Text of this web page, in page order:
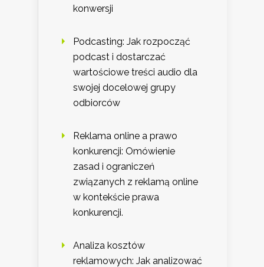
konwersji
Podcasting: Jak rozpocząć
podcast i dostarczać
wartościowe treści audio dla
swojej docelowej grupy
odbiorców
Reklama online a prawo
konkurencji: Omówienie
zasad i ograniczeń
związanych z reklamą online
w kontekście prawa
konkurencji.
Analiza kosztów
reklamowych: Jak analizować